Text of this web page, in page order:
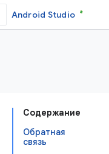
Android Studio
Содержание
Обратная
связь